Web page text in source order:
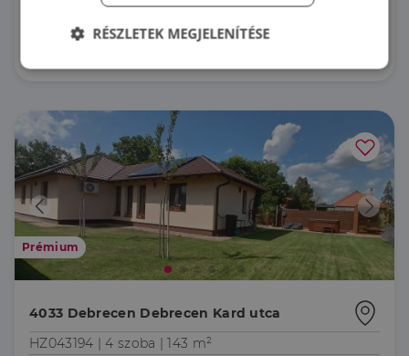
2 szoba
44 990 000 Ft
Prémium
4033 Debrecen Debrecen Kard utca
HZ043194 |4 szoba | 143 m²
RÉSZLETEK MEGJELENÍTÉSE
Elengedhetetlenül
Teljesítmény
Célzás Funkcionalitás
Elengedhetetlenül szükséges
Teljesítmény
Célzás
Funkcionalitás
Az elengedhetetlenül szükséges sütik lehetővé teszik